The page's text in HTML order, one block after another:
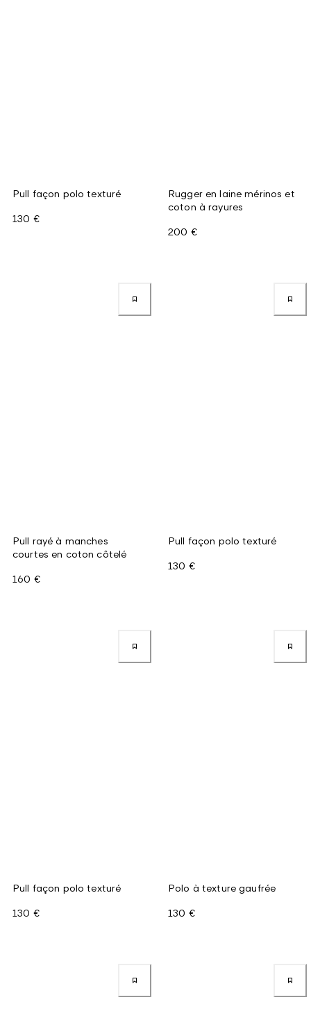
Pull façon polo texturé
130 €
Rugger en laine mérinos et
coton à rayures
200 €
Pull rayé à manches
courtes en coton côtelé
160 €
Pull façon polo texturé
130 €
Pull façon polo texturé
130 €
Polo à texture gaufrée
130 €